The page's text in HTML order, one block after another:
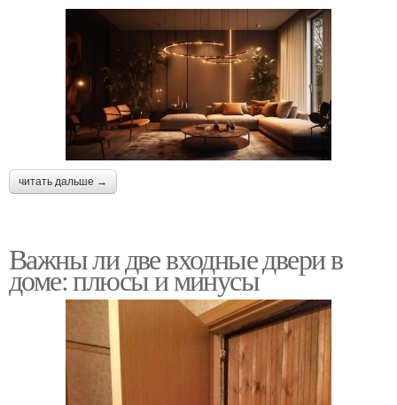
читать дальше →
Важны ли две входные двери в
доме: плюсы и минусы